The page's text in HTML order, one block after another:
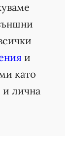
и
като
лична